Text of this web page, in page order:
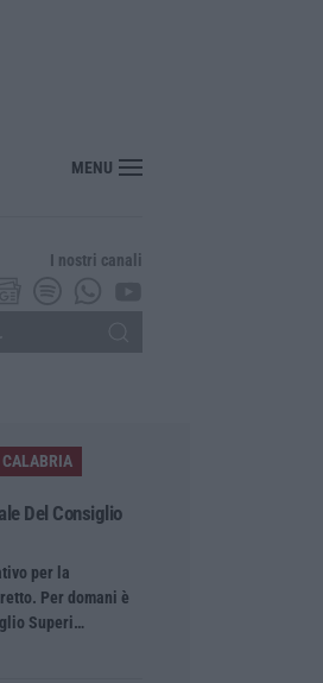
MENU
I nostri canali
CALABRIA
Del Consiglio
per la
Per domani è
Superi…